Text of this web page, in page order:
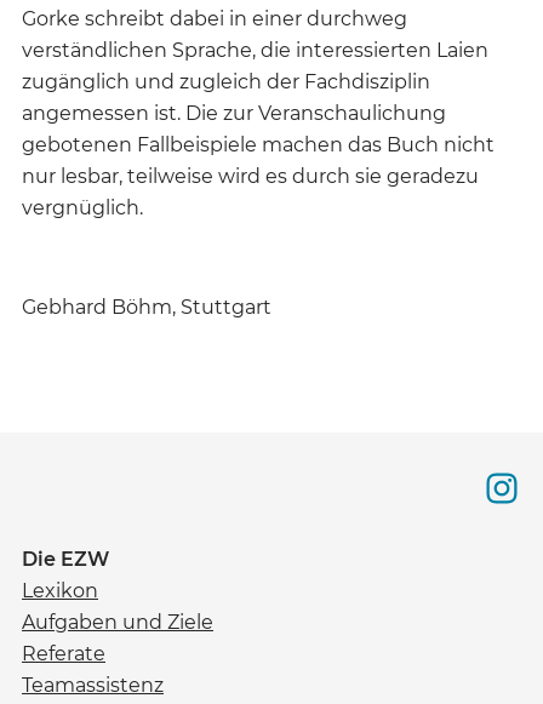
Gorke schreibt dabei in einer durchweg
verständlichen Sprache, die interessierten Laien
zugänglich und zugleich der Fachdisziplin
angemessen ist. Die zur Veranschaulichung
gebotenen Fallbeispiele machen das Buch nicht
nur lesbar, teilweise wird es durch sie geradezu
vergnüglich.
Gebhard Böhm, Stuttgart
Die EZW
Lexikon
Aufgaben und Ziele
Referate
Teamassistenz